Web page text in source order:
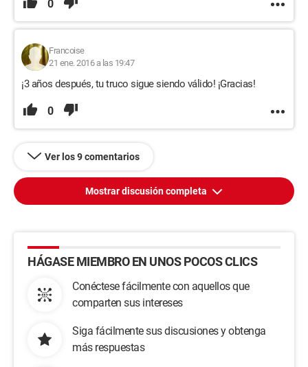
0
Francoise
21 ene. 2016 a las 19:47
¡3 años después, tu truco sigue siendo válido! ¡Gracias!
0
Ver los 9 comentarios
Mostrar discusión completa
HÁGASE MIEMBRO EN UNOS POCOS CLICS
Conéctese fácilmente con aquellos que
comparten sus intereses
Siga fácilmente sus discusiones y obtenga
más respuestas